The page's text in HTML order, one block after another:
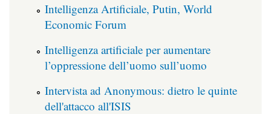
Intelligenza Artificiale, Putin, World
Economic Forum
Intelligenza artificiale per aumentare
l’oppressione dell’uomo sull’uomo
Intervista ad Anonymous: dietro le quinte
dell'attacco all'ISIS